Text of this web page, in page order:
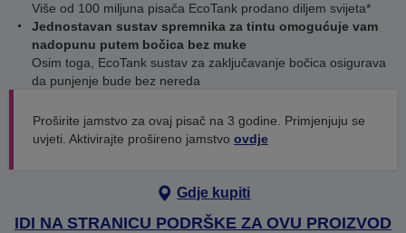
Više od 100 miljuna pisača EcoTank prodano diljem svijeta*
Jednostavan sustav spremnika za tintu omogućuje vam
nadopunu putem bočica bez muke
Osim toga, EcoTank sustav za zaključavanje bočica osigurava
da punjenje bude bez nereda
Proširite jamstvo za ovaj pisač na 3 godine. Primjenjuju se
uvjeti. Aktivirajte prošireno jamstvo ovdje
Gdje kupiti
IDI NA STRANICU PODRŠKE ZA OVU PROIZVOD